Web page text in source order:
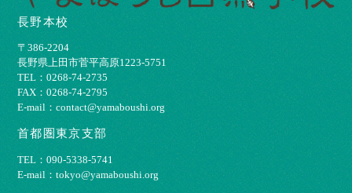
長野本校
〒386-2204
⻑野県上⽥市菅平⾼原1223-5751
TEL：0268-74-2735
FAX：0268-74-2795
E-mail：contact@yamaboushi.org
首都圏東京支部
TEL：090-5338-5741
E-mail：tokyo@yamaboushi.org